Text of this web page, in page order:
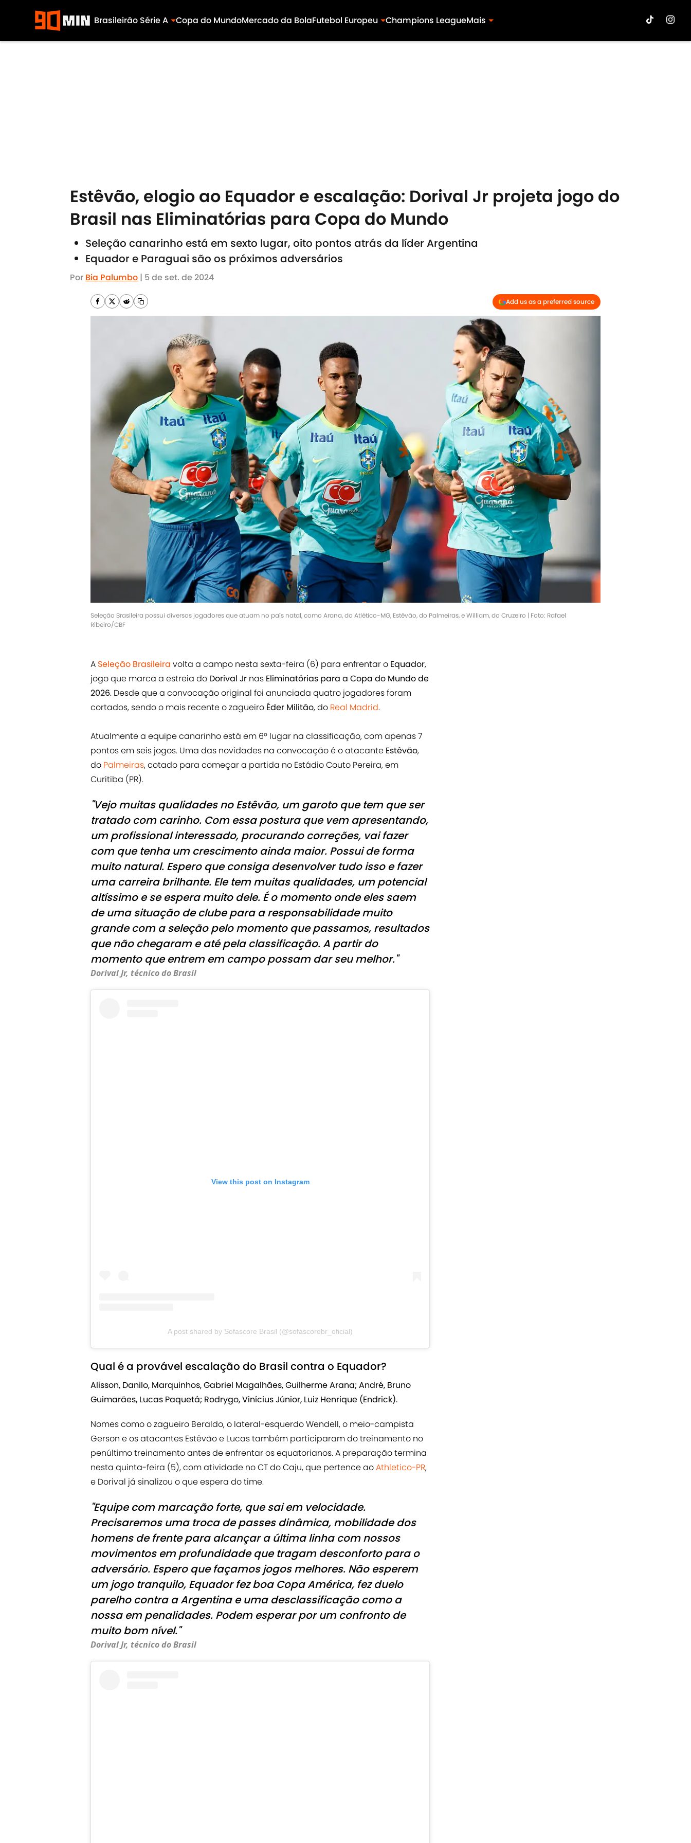
Brasileirão Série A Copa do MundoMercado da BolaFutebol Europeu Champions LeagueMais
Estêvão, elogio ao Equador e escalação: Dorival Jr projeta jogo do
Brasil nas Eliminatórias para Copa do Mundo
Seleção canarinho está em sexto lugar, oito pontos atrás da líder Argentina
Equador e Paraguai são os próximos adversários
Por Bia Palumbo | 5 de set. de 2024
Add us as a preferred source
Seleção Brasileira possui diversos jogadores que atuam no país natal, como Arana, do Atlético-MG, Estêvão, do Palmeiras, e William, do Cruzeiro | Foto: Rafael
Ribeiro/CBF
A Seleção Brasileira volta a campo nesta sexta-feira (6) para enfrentar o Equador,
jogo que marca a estreia do Dorival Jr nas Eliminatórias para a Copa do Mundo de
2026. Desde que a convocação original foi anunciada quatro jogadores foram
cortados, sendo o mais recente o zagueiro Éder Militão, do Real Madrid.
Atualmente a equipe canarinho está em 6º lugar na classificação, com apenas 7
pontos em seis jogos. Uma das novidades na convocação é o atacante Estêvão,
do Palmeiras, cotado para começar a partida no Estádio Couto Pereira, em
Curitiba (PR).
"Vejo muitas qualidades no Estêvão, um garoto que tem que ser
tratado com carinho. Com essa postura que vem apresentando,
um profissional interessado, procurando correções, vai fazer
com que tenha um crescimento ainda maior. Possui de forma
muito natural. Espero que consiga desenvolver tudo isso e fazer
uma carreira brilhante. Ele tem muitas qualidades, um potencial
altíssimo e se espera muito dele. É o momento onde eles saem
de uma situação de clube para a responsabilidade muito
grande com a seleção pelo momento que passamos, resultados
que não chegaram e até pela classificação. A partir do
momento que entrem em campo possam dar seu melhor."
Dorival Jr, técnico do Brasil
View this post on Instagram
A post shared by Sofascore Brasil (@sofascorebr_oficial)
Qual é a provável escalação do Brasil contra o Equador?
Alisson, Danilo, Marquinhos, Gabriel Magalhães, Guilherme Arana; André, Bruno
Guimarães, Lucas Paquetá; Rodrygo, Vinícius Júnior, Luiz Henrique (Endrick).
Nomes como o zagueiro Beraldo, o lateral-esquerdo Wendell, o meio-campista
Gerson e os atacantes Estêvão e Lucas também participaram do treinamento no
penúltimo treinamento antes de enfrentar os equatorianos. A preparação termina
nesta quinta-feira (5), com atividade no CT do Caju, que pertence aoAthletico-PR,
e Dorival já sinalizou o que espera do time.
"Equipe com marcação forte, que sai em velocidade.
Precisaremos uma troca de passes dinâmica, mobilidade dos
homens de frente para alcançar a última linha com nossos
movimentos em profundidade que tragam desconforto para o
adversário. Espero que façamos jogos melhores. Não esperem
um jogo tranquilo, Equador fez boa Copa América, fez duelo
parelho contra a Argentina e uma desclassificação como a
nossa em penalidades. Podem esperar por um confronto de
muito bom nível."
Dorival Jr, técnico do Brasil